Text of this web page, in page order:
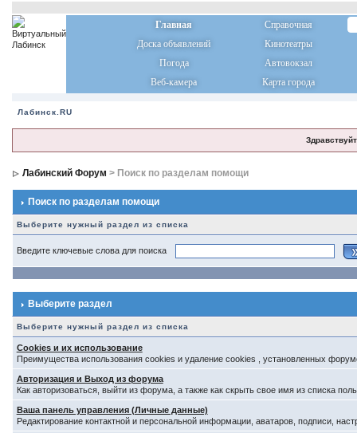
Главная
Справочная
Доска объявлений
Кинотеатры
Погода
Автовокзал
Веб-камера
Карта города
Лабинск.RU
Лабинский Форум > Поиск по разделам помощи
Поиск по разделам помощи
Выберите нужный раздел из списка
Введите ключевые слова для поиска
Выберите раздел
Выберите нужный раздел из списка
Cookies и их использование
Преимущества использования cookies и удаление cookies , установленных
Авторизация и Выход из форума
Как авторизоваться, выйти из форума, а также как скрыть свое имя из списка
Ваша панель управления (Личные данные)
Редактирование контактной и персональной информации, аватаров, подписи,